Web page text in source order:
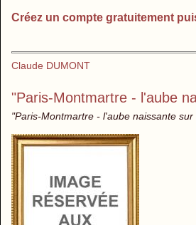
Créez un compte gratuitement
Claude DUMONT
"Paris-Montmartre - l'aube
"Paris-Montmartre - l'aube naissante